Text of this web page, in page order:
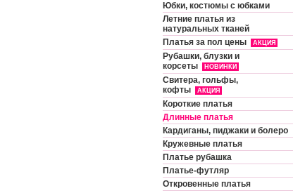
Юбки, костюмы с юбками
Летние платья из
натуральных тканей
Платья за пол цены
АКЦИЯ
Рубашки, блузки и
корсеты
НОВИНКИ
Свитера, гольфы,
кофты
АКЦИЯ
Короткие платья
Длинные платья
Кардиганы, пиджаки и болеро
Кружевные платья
Платье рубашка
Платье-футляр
Откровенные платья